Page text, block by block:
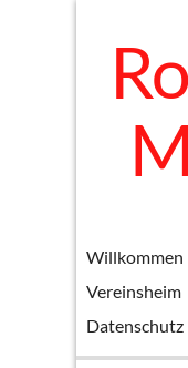
Willkommen
Vereinsheim
Datenschutz